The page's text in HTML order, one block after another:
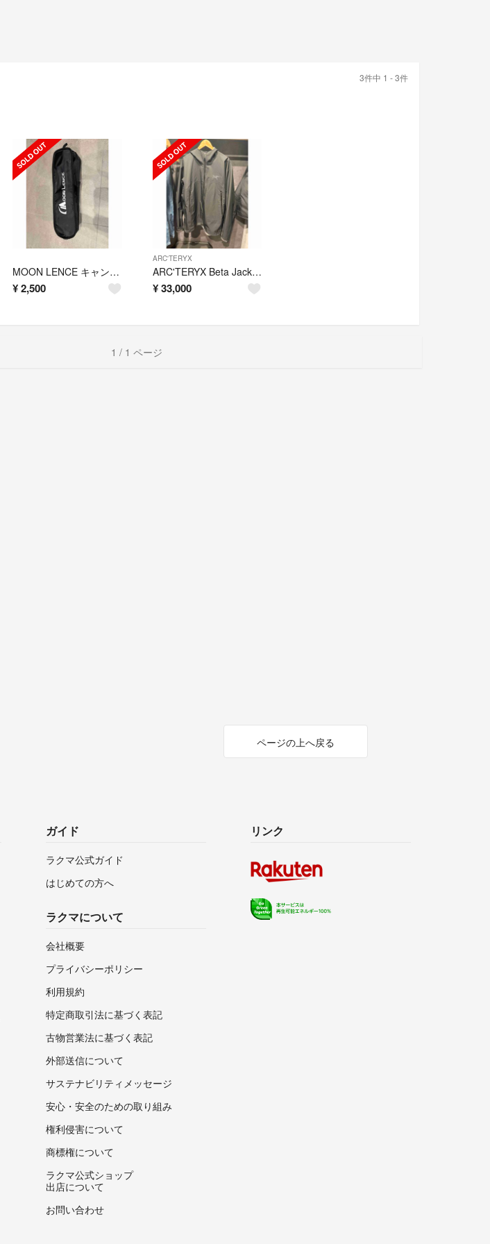
3件中 1 - 3件
MOON LENCE キャンプ テーブル
¥2,500
ARC'TERYX
ARC'TERYX Beta Jacket Black XL
¥ 33,000
1 / 1 ページ
ページの上へ戻る
ガイド
ラクマ公式ガイド
はじめての方へ
ラクマについて
会社概要
プライバシーポリシー
利用規約
特定商取引法に基づく表記
古物営業法に基づく表記
外部送信について
サステナビリティメッセージ
安心・安全のための取り組み
権利侵害について
商標権について
ラクマ公式ショップ
出店について
お問い合わせ
リンク